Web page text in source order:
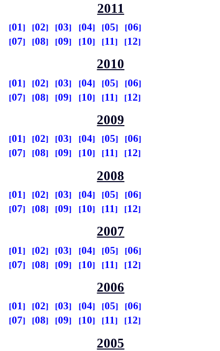
2011
01 02 03 04 05
06
07
08 09 10 11 12
2010
01 02 03 04 05
06
07
08 09 10 11 12
2009
01 02 03 04 05
06
07
08 09 10 11 12
2008
01 02 03 04 05
06
07
08 09 10 11 12
2007
01 02 03 04 05
06
07
08 09 10 11 12
2006
01 02 03 04 05
06
07
08 09 10 11 12
2005